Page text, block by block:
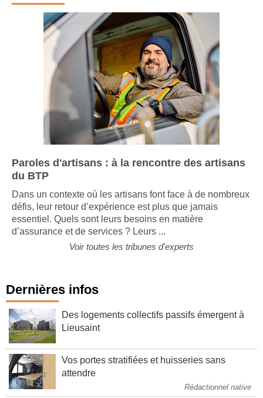
Paroles d'artisans : à la rencontre des artisans
du BTP
Dans un contexte où les artisans font face à de nombreux
défis, leur retour d’expérience est plus que jamais
essentiel. Quels sont leurs besoins en matière
d’assurance et de services ? Leurs ...
Voir toutes les tribunes d'experts
Dernières infos
Des logements collectifs passifs émergent à
Lieusaint
Vos portes stratifiées et huisseries sans
attendre
Rédactionnel native